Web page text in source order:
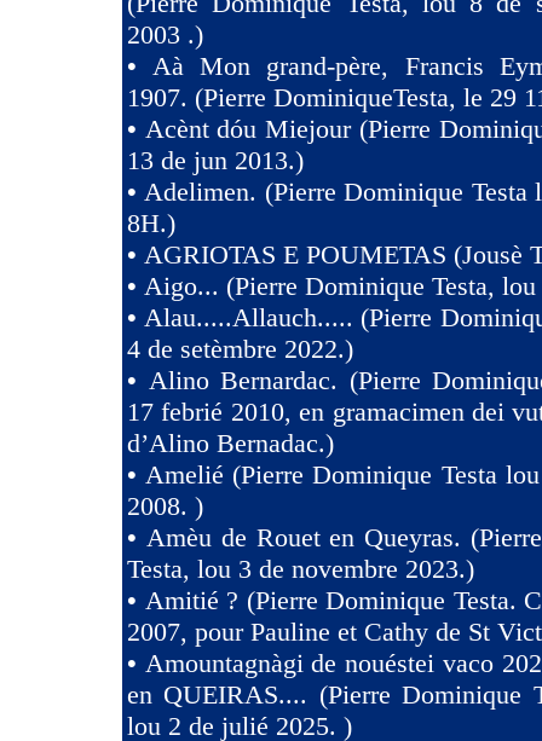
2003 .)
•Aà Mon grand-père, Francis
1907. (Pierre DominiqueTesta, le 29
• Acènt dóu Miejour (Pierre
13 de jun 2013.)
•Adelimen. (Pierre Dominique Testa
8H.)
• AGRIOTAS E POUMETAS (Jousè
• Aigo... (Pierre Dominique Testa, lou
•Alau.....Allauch..... (Pierre
4 de setèmbre 2022.)
• Alino Bernardac. (Pierre
17 febrié 2010, en gramacimen dei
d’Alino Bernadac.)
•Amelié (Pierre Dominique Testa
2008. )
• Amèu de Rouet en Queyras.
Testa, lou 3 de novembre 2023.)
• Amitié ? (Pierre Dominique Testa.
2007, pour Pauline et Cathy de St
• Amountagnàgi de nouéstei vaco
en QUEIRAS.... (Pierre Dominique
lou 2 de julié 2025. )